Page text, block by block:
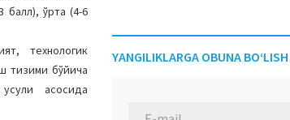
балл), ўрта (4-6
технологик
тизими бўйича
асосида
YANGILIKLARGA OBUNA BO‘LISH